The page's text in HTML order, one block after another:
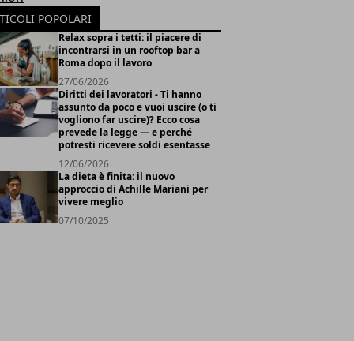
POPOLARI
Relax sopra i tetti: il piacere di
incontrarsi in un rooftop bar a
Roma dopo il lavoro
27/06/2026
Diritti dei lavoratori - Ti hanno
assunto da poco e vuoi uscire (o ti
vogliono far uscire)? Ecco cosa
prevede la legge — e perché
potresti ricevere soldi esentasse
12/06/2026
La dieta è finita: il nuovo
approccio di Achille Mariani per
vivere meglio
07/10/2025